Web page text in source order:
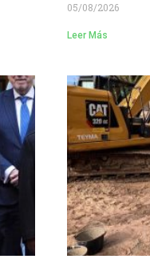
05/08/2026
Leer Más